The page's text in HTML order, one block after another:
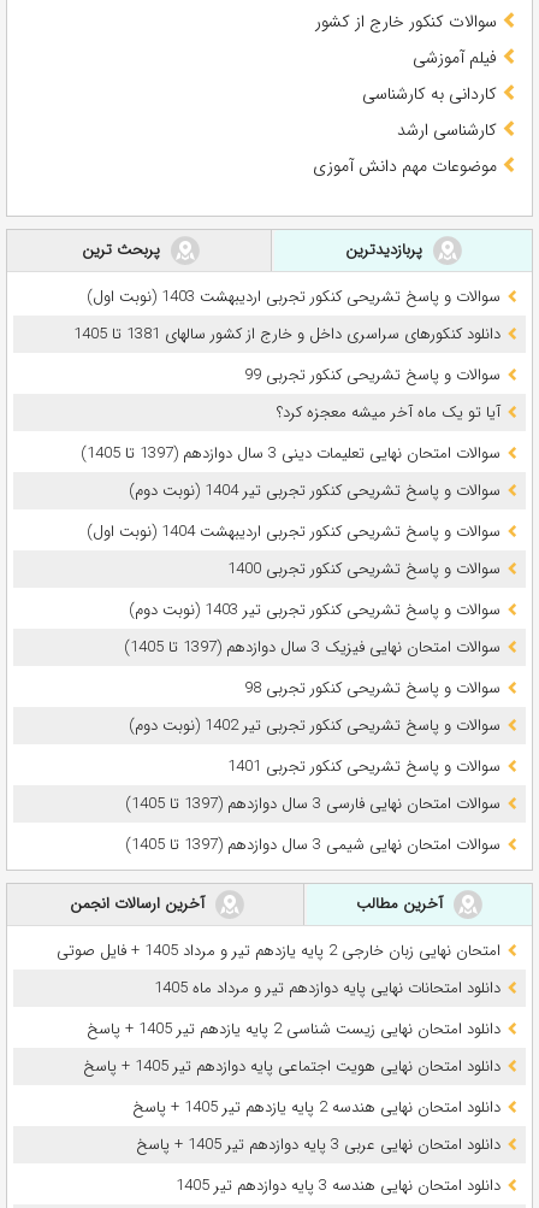
سوالات کنکور خارج از کشور
فیلم آموزشی
کاردانی به کارشناسی
کارشناسی ارشد
موضوعات مهم دانش آموزی
پربازدیدترین
پربحث ترین
سوالات و پاسخ تشریحی کنکور تجربی اردیبهشت 1403 (نوبت اول)
دانلود کنکورهای سراسری داخل و خارج از کشور سالهای 1381 تا 1405
سوالات و پاسخ تشریحی کنکور تجربی 99
آیا تو یک ماه آخر میشه معجزه کرد؟
سوالات امتحان نهایی تعلیمات دینی 3 سال دوازدهم (1397 تا 1405)
سوالات و پاسخ تشریحی کنکور تجربی تیر 1404 (نوبت دوم)
سوالات و پاسخ تشریحی کنکور تجربی اردیبهشت 1404 (نوبت اول)
سوالات و پاسخ تشریحی کنکور تجربی 1400
سوالات و پاسخ تشریحی کنکور تجربی تیر 1403 (نوبت دوم)
سوالات امتحان نهایی فیزیک 3 سال دوازدهم (1397 تا 1405)
سوالات و پاسخ تشریحی کنکور تجربی 98
سوالات و پاسخ تشریحی کنکور تجربی تیر 1402 (نوبت دوم)
سوالات و پاسخ تشریحی کنکور تجربی 1401
سوالات امتحان نهایی فارسی 3 سال دوازدهم (1397 تا 1405)
سوالات امتحان نهایی شیمی 3 سال دوازدهم (1397 تا 1405)
آخرین مطالب
آخرین ارسالات انجمن
امتحان نهایی زبان خارجی 2 پایه یازدهم تیر و مرداد 1405 + فایل صوتی
دانلود امتحانات نهایی پایه دوازدهم تیر و مرداد ماه 1405
دانلود امتحان نهایی زیست شناسی 2 پایه یازدهم تیر 1405 + پاسخ
دانلود امتحان نهایی هویت اجتماعی پایه دوازدهم تیر 1405 + پاسخ
دانلود امتحان نهایی هندسه 2 پایه یازدهم تیر 1405 + پاسخ
دانلود امتحان نهایی عربی 3 پایه دوازدهم تیر 1405 + پاسخ
دانلود امتحان نهایی هندسه 3 پایه دوازدهم تیر 1405